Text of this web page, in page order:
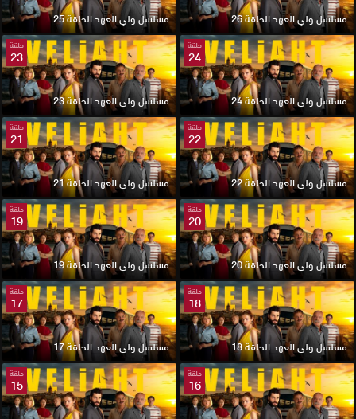
مسلسل ولي العهد الحلقة 26 مسلسل ولي العهد الحلقة 25
حلقة
24
مسلسل ولي العهد الحلقة 24
حلقة
23
مسلسل ولي العهد الحلقة 23
حلقة
22
مسلسل ولي العهد الحلقة 22
حلقة
21
مسلسل ولي العهد الحلقة 21
حلقة
20
مسلسل ولي العهد الحلقة 20
حلقة
19
مسلسل ولي العهد الحلقة 19
حلقة
18
مسلسل ولي العهد الحلقة 18
حلقة
17
مسلسل ولي العهد الحلقة 17
حلقة
16
حلقة
15